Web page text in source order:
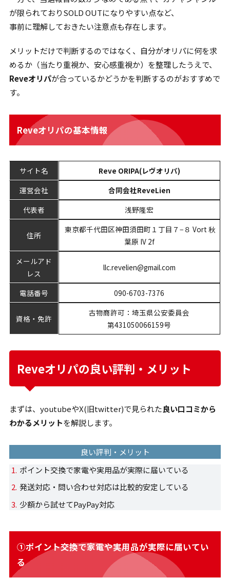
が限られておりSOLD OUTになりやすい点など、
事前に理解しておきたい注意点も存在します。
メリットだけで判断するのではなく、自分がオリパに何を求
めるか（当たり重視か、安心感重視か）を整理したうえで、
Reveオリパが合っているかどうかを判断するのがおすすめで
す。
Reveオリパの基本情報
サイト名
Reve ORIPA(レヴオリパ)
運営会社
合同会社ReveLien
代表者
浅野隆宏
住所
東京都千代田区神田須田町１丁目７−８ Vort 秋
葉原 IV 2f
メールアド
レス
llc.revelien@gmail.com
電話番号 090-6703-7376
資格・免許
古物商許可：埼玉県公安委員会
第431050066159号
Reveオリパの良い評判・メリット
まずは、youtubeやX(旧twitter)で見られた良い口コミから
わかるメリットを解説します。
良い評判・メリット
ポイント交換で家電や実用品が実際に届いている
発送対応・問い合わせ対応は比較的安定している
少額から試せてPayPay対応
①ポイント交換で家電や実用品が実際に届いてい
る